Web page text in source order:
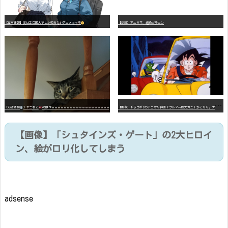
【高市悲報】実はエロ同人でしか知らないアニメキャラ 【悲報】アニサマ、超絶ガラコン
【石破悲報 】ヤニねこ の原作ｗｗｗｗｗｗｗｗｗｗｗｗｗｗｗｗｗｗｗ 【
画像】ドラゴボZのアニオリ神回「ブルマvs巨大カニ」がこちら。ナメック星の海にドラゴボを落としたブルマと巨大カニのバトル
【画像】「シュタインズ・ゲート」の2大ヒロイ
ン、絵がロリ化してしまう
adsense